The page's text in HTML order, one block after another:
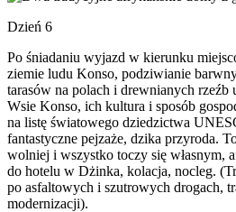
Dzień 6
Po śniadaniu wyjazd w kierunku
ziemie ludu Konso, podziwianie
tarasów na polach i drewnianych rzeźb
Wsie Konso, ich kultura i sposób
na listę światowego dziedzictwa
fantastyczne pejzaże, dzika przyroda.
wolniej i wszystko toczy się własnym,
do hotelu w Dżinka, kolacja, nocleg.
po asfaltowych i szutrowych drogach,
modernizacji).